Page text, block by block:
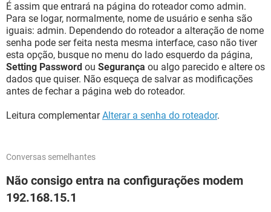
É assim que entrará na página do roteador como admin.
Para se logar, normalmente, nome de usuário e senha são
iguais: admin. Dependendo do roteador a alteração de nome
senha pode ser feita nesta mesma interface, caso não tiver
esta opção, busque no menu do lado esquerdo da página,
Setting Password ou Segurança ou algo parecido e altere os
dados que quiser. Não esqueça de salvar as modificações
antes de fechar a página web do roteador.
Leitura complementarAlterar a senha do roteador.
Conversas semelhantes
Não consigo entra na configurações modem
192.168.15.1